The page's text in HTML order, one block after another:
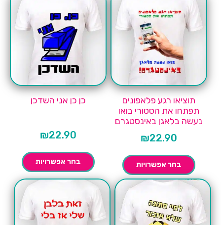
תוציאו רגע פלאפונים
תפתחו את הסטורי בואו
נעשה בלאגן באינסטגרם
₪22.90
בחר אפשרויות
כן כן אני השדכן
₪22.90
בחר אפשרויות